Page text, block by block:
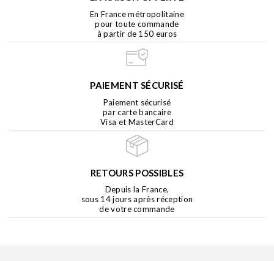
En France métropolitaine
pour toute commande
à partir de 150 euros
PAIEMENT SÉCURISÉ
Paiement sécurisé
par carte bancaire
Visa et MasterCard
RETOURS POSSIBLES
Depuis la France,
sous 14 jours après réception
de votre commande